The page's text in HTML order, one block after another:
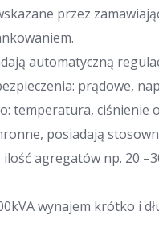
przez
automatyczną
prądowe,
temperatura, ciśnienie
posiadają
agregatów np. 20
wynajem krótko i